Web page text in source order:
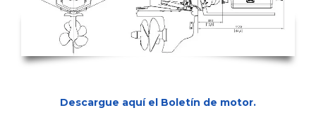
Descargue aquí el Boletín de motor.